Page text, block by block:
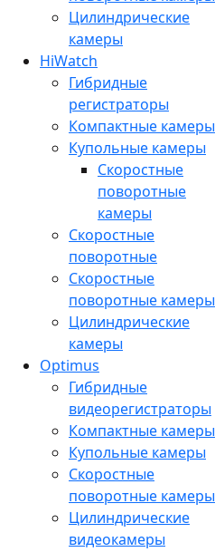
Цилиндрические
камеры
HiWatch
Гибридные
регистраторы
Компактные камеры
Купольные камеры
Скоростные
поворотные
камеры
Скоростные
поворотные
Скоростные
поворотные камеры
Цилиндрические
камеры
Optimus
Гибридные
видеорегистраторы
Компактные камеры
Купольные камеры
Скоростные
поворотные камеры
Цилиндрические
видеокамеры